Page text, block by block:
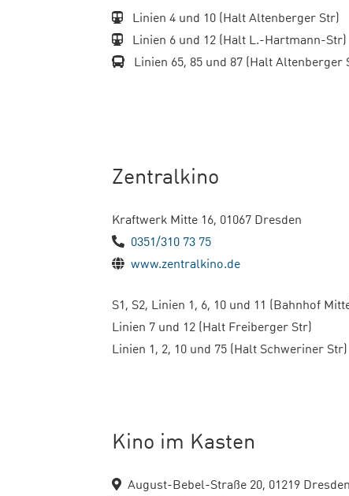
Linien 4 und 10 (Halt Altenberger Str)
Linien 6 und 12 (Halt L.-Hartmann-Str)
Linien 65, 85 und 87 (Halt Altenberger
Zentralkino
Kraftwerk Mitte 16, 01067 Dresden
0351/310 73 75
www.zentralkino.de
S1, S2, Linien 1, 6, 10 und 11 (Bahnhof
Linien 7 und 12 (Halt Freiberger Str)
Linien 1, 2, 10 und 75 (Halt Schweriner Str)
Kino im Kasten
August-Bebel-Straße 20, 01219 Dresden